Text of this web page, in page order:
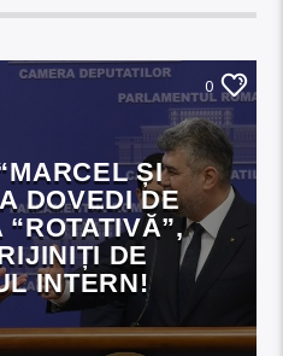
0
ȘI
DOVEDI DE
DE
INTERN!